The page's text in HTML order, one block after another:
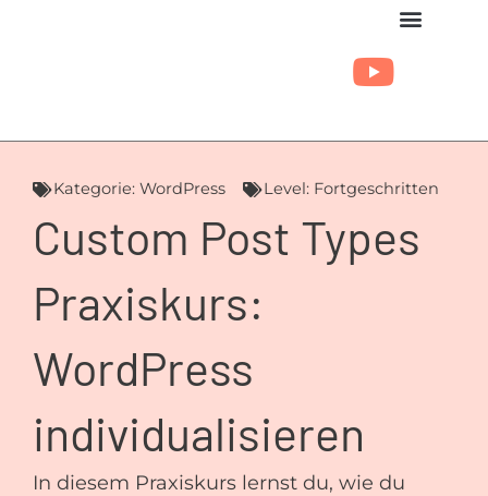
Kategorie: WordPress Level: Fortgeschritten
Custom Post Types
Praxiskurs:
WordPress
individualisieren
In diesem Praxiskurs lernst du, wie du